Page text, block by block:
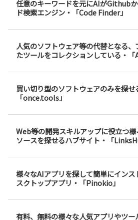
任意のキーワードを元にAIがGithub
ド検索エンジン・「Code Finder」
人気のソフトウェア等の代替となる
たツールをコレクションしている・
買い切り型のソフトウェアのみを探せ
「once.tools」
Web等の開発スキルアップに役立つ
ソースを探せるハブサイト・「
様々なAIアプリを探して簡単にイン
スクトップアプリ・「Pinokio」
有料、無料の様々な人気アプリやツー